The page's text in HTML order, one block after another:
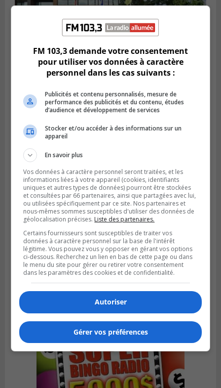
SAINT-CONSTANT
Publié le 4 août 2026 à 14h02
Saint-Constant signe une nouvelle
convention pour le bien de la population
SAINT-LAMBERT
Publié le 4 août 2026 à 12h00
Une conseillère de Saint-Lambert craint le
développement de MET
FM 103,3 demande votre consentement
pour utiliser vos données à caractère
personnel dans les cas suivants :
Publicités et contenu personnalisés, mesure de
performance des publicités et du contenu, études
d’audience et développement de services
Stocker et/ou accéder à des informations sur un
appareil
En savoir plus
Vos données à caractère personnel seront traitées, et les
informations liées à votre appareil (cookies, identifiants
uniques et autres types de données) pourront être stockées
et consultées par 66 partenaires, ainsi que partagées avec lui,
ou utilisées spécifiquement par ce site. Nos partenaires et
nous-mêmes sommes susceptibles d'utiliser des données de
géolocalisation précises. Liste des partenaires.
Certains fournisseurs sont susceptibles de traiter vos
données à caractère personnel sur la base de l'intérêt
légitime. Vous pouvez vous y opposer en gérant vos options
ci-dessous. Recherchez un lien en bas de cette page ou dans
le menu du site pour gérer ou retirer votre consentement
dans les paramètres des cookies et de confidentialité.
Autoriser
Gérer vos préférences